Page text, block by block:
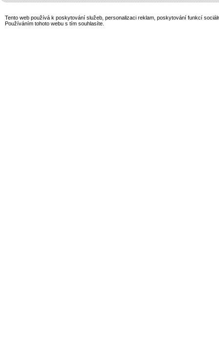
Tento web používá k poskytování služeb, personalizaci reklam, poskytování funkcí
Používáním tohoto webu s tím souhlasíte.